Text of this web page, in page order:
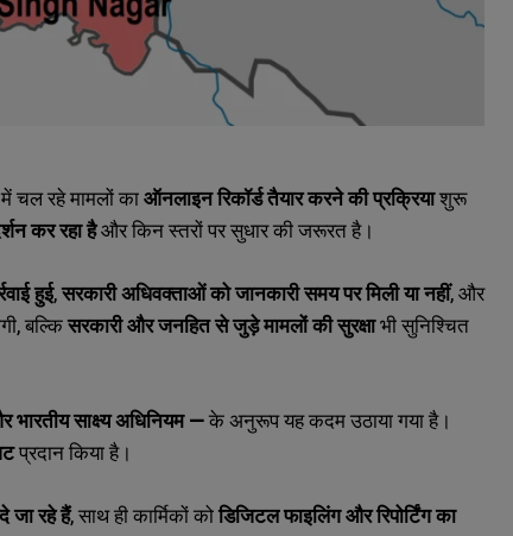
चल रहे मामलों काऑनलाइन रिकॉर्ड तैयार करने की प्रक्रियाशुरू
कर रहा हैऔर किन स्तरों पर सुधार की जरूरत है।
हुई,सरकारी अधिवक्ताओं को जानकारी समय पर मिली या नहीं,और
,बल्किसरकारी और जनहित से जुड़े मामलों की सुरक्षाभी सुनिश्चित
भारतीय साक्ष्य अधिनियम —के अनुरूप यह कदम उठाया गया है।
प्रदान किया है।
जा रहे हैं,साथ ही कार्मिकों कोडिजिटल फाइलिंग और रिपोर्टिंग का